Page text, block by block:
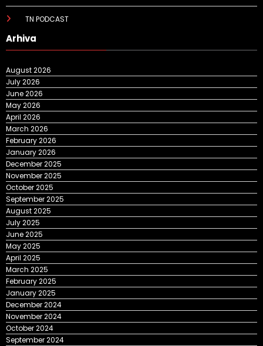
TN PODCAST
Arhiva
August 2026
July 2026
June 2026
May 2026
April 2026
March 2026
February 2026
January 2026
December 2025
November 2025
October 2025
September 2025
August 2025
July 2025
June 2025
May 2025
April 2025
March 2025
February 2025
January 2025
December 2024
November 2024
October 2024
September 2024